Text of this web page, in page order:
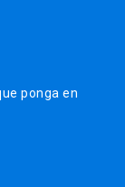
ponga en